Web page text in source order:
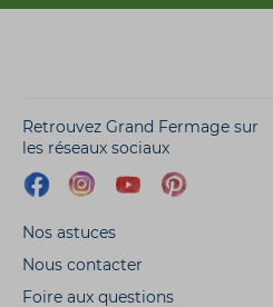
Retrouvez Grand Fermage sur
les réseaux sociaux
Nos astuces
Nous contacter
Foire aux questions